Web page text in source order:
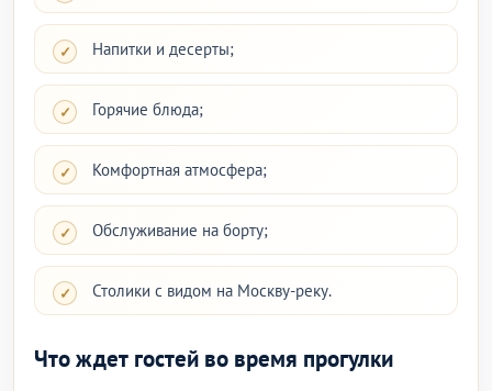
Напитки и десерты;
Горячие блюда;
Комфортная атмосфера;
Обслуживание на борту;
Столики с видом на Москву-реку.
Что ждет гостей во время прогулки